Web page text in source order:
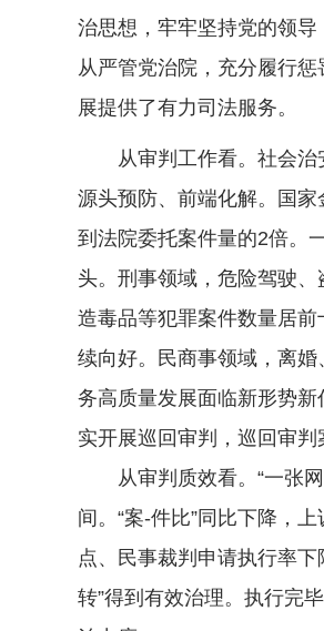
治思想，牢牢坚持党的领
从严管党治院，充分履行
展提供了有力司法服务。
从审判工作看。社会治安
源头预防、前端化解。国
到法院委托案件量的2倍。
头。刑事领域，危险驾驶
造毒品等犯罪案件数量居
续向好。民商事领域，离
务高质量发展面临新形势
实开展巡回审判，巡回审
从审判质效看。“一张网”
间。“案-件比”同比下降，
点、民事裁判申请执行率
转”得到有效治理。执行完